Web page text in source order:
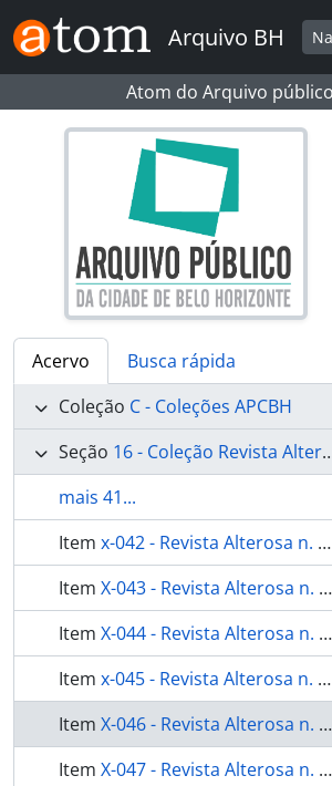
Skip to main content
Arquivo BH
Atom do Arquivo
Acervo
Busca rápida
Coleção C - Coleções APCBH
Seção 16 - Coleção Revista Alterosa
mais 41...
Item x-042 - Revista Alterosa n. 315
Item X-043 - Revista Alterosa n. 316
Item X-044 - Revista Alterosa n. 318
Item x-045 - Revista Alterosa n. 319
Item X-046 - Revista Alterosa n. 320
Item X-047 - Revista Alterosa n. 321